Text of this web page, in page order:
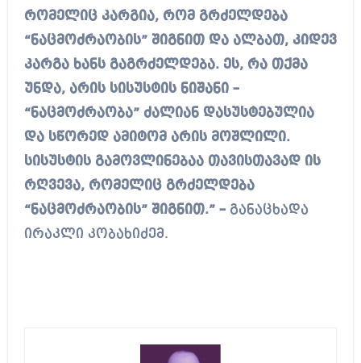
რომელიც კარგია, რომ გრძელდება
“ნაცმოძრაობის” შიგნით და ალბათ, კიდევ
კარგა ხანს გაგრძელდება. ეს, რა თქმა
უნდა, არის სისუსტის ნიშანი –
“ნაცმოძრაობა” ძალიან დასუსტებულია
და სწორედ ამიტომ არის მოშლილი.
სისუსტის გამოვლინებაა თავისთავად ის
რღვევა, რომელიც გრძელდება
“ნაცმოძრაობის” შიგნით.” –განაცხადა
ირაკლი კობახიძემ.